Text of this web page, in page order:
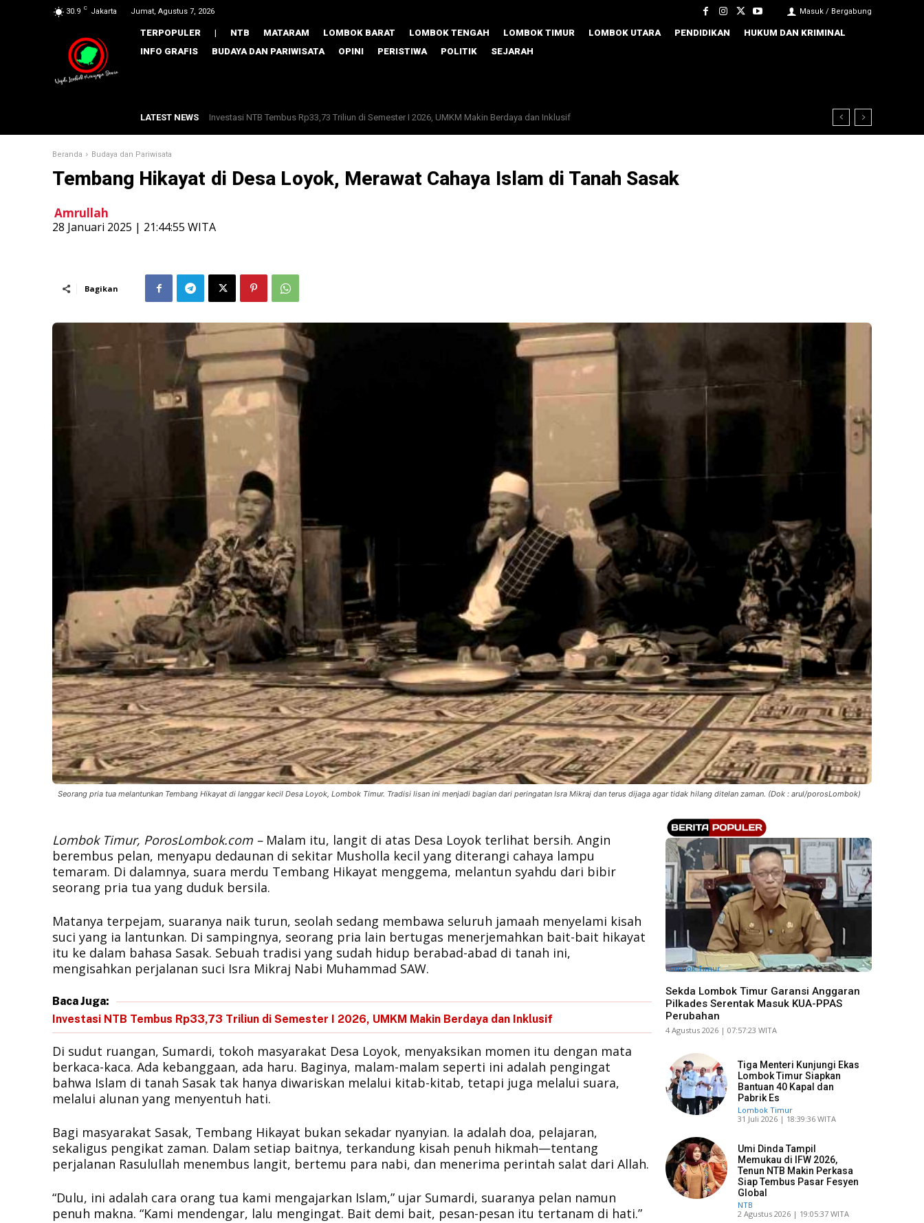
30.9 C Jakarta Jumat, Agustus 7, 2026 Masuk / Bergabung
TERPOPULER | NTB MATARAM LOMBOK BARAT LOMBOK TENGAH LOMBOK TIMUR LOMBOK UTARA PENDIDIKAN
HUKUM DAN KRIMINAL
INFO GRAFIS
BUDAYA DAN PARIWISATA OPINI PERISTIWA POLITIK SEJARAH
LATEST NEWSInvestasi NTB Tembus Rp33,73 Triliun di Semester I 2026, UMKM Makin Berdaya dan Inklusif
Gebrak Rentenir Hingga Porang, Lombok Timur Unjuk Gigi di TPAKD Award 2026
Beranda Budaya dan Pariwisata
Tembang Hikayat di Desa Loyok, Merawat Cahaya Islam di Tanah Sasak
Amrullah
​28 Januari 2025 | 21:44:55 WITA
Bagikan
Seorang pria tua melantunkan Tembang Hikayat di langgar kecil Desa Loyok, Lombok Timur. Tradisi lisan ini menjadi bagian dari peringatan Isra Mikraj dan terus dijaga agar tidak hilang ditelan zaman. (Dok : arul/porosLombok)
Lombok Timur, PorosLombok.com –Malam itu, langit di atas Desa Loyok terlihat bersih. Angin
berembus pelan, menyapu dedaunan di sekitar Musholla kecil yang diterangi cahaya lampu
temaram. Di dalamnya, suara merdu Tembang Hikayat menggema, melantun syahdu dari bibir
seorang pria tua yang duduk bersila.
Matanya terpejam, suaranya naik turun, seolah sedang membawa seluruh jamaah menyelami kisah
suci yang ia lantunkan. Di sampingnya, seorang pria lain bertugas menerjemahkan bait-bait hikayat
itu ke dalam bahasa Sasak. Sebuah tradisi yang sudah hidup berabad-abad di tanah ini,
mengisahkan perjalanan suci Isra Mikraj Nabi Muhammad SAW.
Baca Juga:
Investasi NTB Tembus Rp33,73 Triliun di Semester I 2026, UMKM Makin Berdaya dan Inklusif
Di sudut ruangan, Sumardi, tokoh masyarakat Desa Loyok, menyaksikan momen itu dengan mata
berkaca-kaca. Ada kebanggaan, ada haru. Baginya, malam-malam seperti ini adalah pengingat
bahwa Islam di tanah Sasak tak hanya diwariskan melalui kitab-kitab, tetapi juga melalui suara,
melalui alunan yang menyentuh hati.
Bagi masyarakat Sasak, Tembang Hikayat bukan sekadar nyanyian. Ia adalah doa, pelajaran,
sekaligus pengikat zaman. Dalam setiap baitnya, terkandung kisah penuh hikmah—tentang
perjalanan Rasulullah menembus langit, bertemu para nabi, dan menerima perintah salat dari Allah.
“Dulu, ini adalah cara orang tua kami mengajarkan Islam,” ujar Sumardi, suaranya pelan namun
penuh makna. “Kami mendengar, lalu mengingat. Bait demi bait, pesan-pesan itu tertanam di hati.”
Lombok Timur
Sekda Lombok Timur Garansi Anggaran
Pilkades Serentak Masuk KUA-PPAS
Perubahan
​4 Agustus 2026 | 07:57:23 WITA
Tiga Menteri Kunjungi Ekas
Lombok Timur Siapkan
Bantuan 40 Kapal dan
Pabrik Es
Lombok Timur
​31 Juli 2026 | 18:39:36 WITA
Umi Dinda Tampil
Memukau di IFW 2026,
Tenun NTB Makin Perkasa
Siap Tembus Pasar Fesyen
Global
NTB
​2 Agustus 2026 | 19:05:37 WITA